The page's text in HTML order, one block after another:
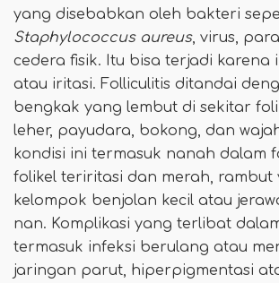
yang disebabkan oleh bakteri
Staphylococcus aureus, virus,
cedera fisik. Itu bisa terjadi karena
atau iritasi. Folliculitis ditandai
bengkak yang lembut di sekitar
leher, payudara, bokong, dan
kondisi ini termasuk nanah dalam
folikel teriritasi dan merah, rambut
kelompok benjolan kecil atau
nan. Komplikasi yang terlibat
termasuk infeksi berulang atau
jaringan parut, hiperpigmentasi